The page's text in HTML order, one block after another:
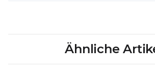
Ähnliche